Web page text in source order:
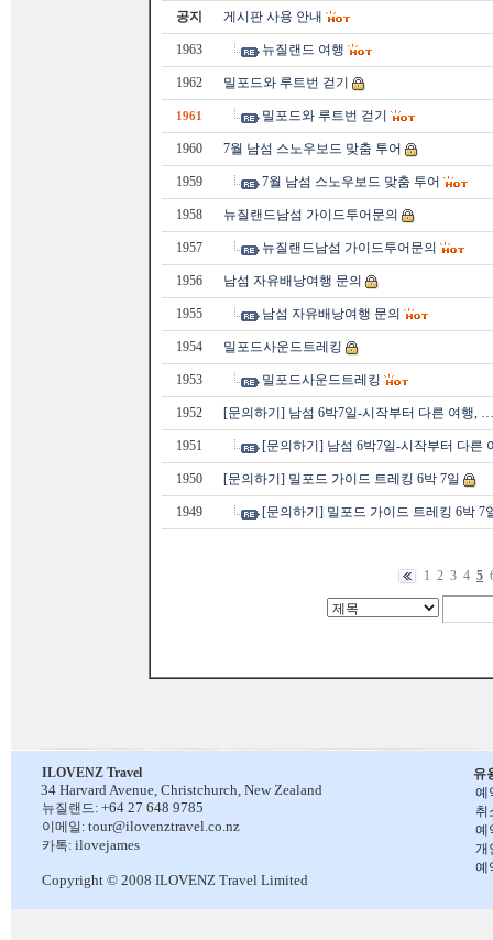
공지 게시판 사용 안내
1963 뉴질랜드 여행
1962 밀포드와 루트번 걷기
1961 밀포드와 루트번 걷기
1960 7월 남섬 스노우보드 맞춤 투어
1959 7월 남섬 스노우보드 맞춤 투어
1958 뉴질랜드남섬 가이드투어문의
1957 뉴질랜드남섬 가이드투어문의
1956 남섬 자유배낭여행 문의
1955 남섬 자유배낭여행 문의
1954 밀포드사운드트레킹
1953 밀포드사운드트레킹
1952 [문의하기] 남섬 6박7일-시작부터 다른 여행, …
1951 [문의하기] 남섬 6박7일-시작부터 다른
1950 [문의하기] 밀포드 가이드 트레킹 6박 7일
1949 [문의하기] 밀포드 가이드 트레킹 6박 7
1 2 3 4 5
유
예
취
예
개
예
ILOVENZ Travel
34 Harvard Avenue, Christchurch, New Zealand
뉴질랜드: +64 27 648 9785
이메일: tour@ilovenztravel.co.nz
카톡: ilovejames
Copyright © 2008 ILOVENZ Travel Limited